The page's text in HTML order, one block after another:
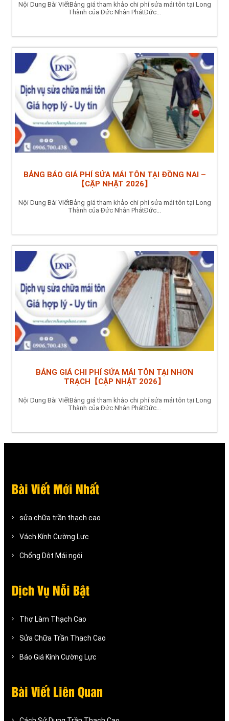
Nội Dung Bài ViếtBảng giá tham khảo chi phí sửa mái tôn tại Long
Thành của Đức Nhân PhátĐức...
BẢNG BÁO GIÁ PHÍ SỬA MÁI TÔN TẠI ĐỒNG NAI –
【CẬP NHẬT 2026】
Nội Dung Bài ViếtBảng giá tham khảo chi phí sửa mái tôn tại Long
Thành của Đức Nhân PhátĐức...
BẢNG GIÁ CHI PHÍ SỬA MÁI TÔN TẠI NHƠN
TRẠCH【CẬP NHẬT 2026】
Nội Dung Bài ViếtBảng giá tham khảo chi phí sửa mái tôn tại Long
Thành của Đức Nhân PhátĐức...
Bài Viết Mới Nhất
sửa chữa trần thạch cao
Vách Kính Cường Lực
Chống Dột Mái ngói
Dịch Vụ Nỗi Bật
Thợ Làm Thạch Cao
Sửa Chữa Trần Thạch Cao
Báo Giá Kính Cường Lực
Bài Viết Liên Quan